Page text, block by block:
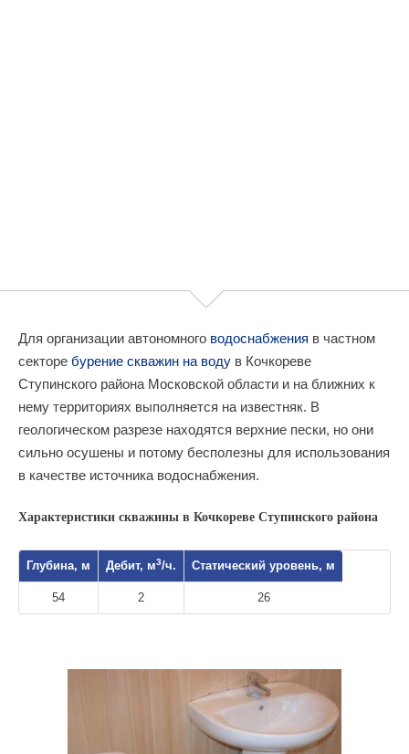
Для организации автономного водоснабжения в частном
секторе бурение скважин на воду в Кочкореве
Ступинского района Московской области и на ближних к
нему территориях выполняется на известняк. В
геологическом разрезе находятся верхние пески, но они
сильно осушены и потому бесполезны для использования
в качестве источника водоснабжения.
Характеристики скважины в Кочкореве Ступинского района
Глубина, м Дебит, м3/ч. Статический уровень, м
54 2 26